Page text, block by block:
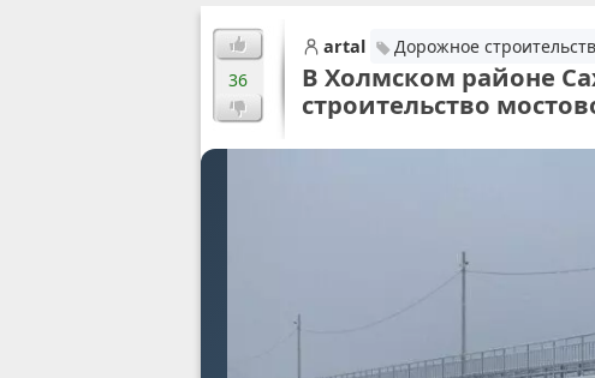
36
artal Дорожное
В Холмском районе
строительство